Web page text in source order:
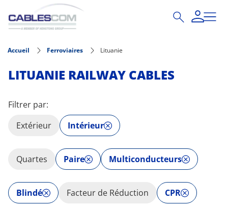
Aller au contenu principal
Accueil Ferroviaires Lituanie
LITUANIE RAILWAY CABLES
Filtrer par:
Extérieur
Intérieur
Quartes Paire Multiconducteurs
Blindé Facteur de Réduction CPR